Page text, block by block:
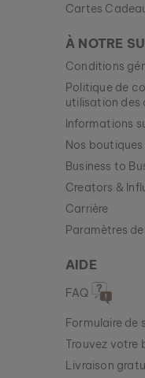
Cartes
À NOTRE
Conditions
Politique de
utilisation des
Informations
Nos boutiques
Business to
Creators &
Carrière
Paramètres
AIDE
FAQ
Formulaire de
Trouvez votre
Livraison